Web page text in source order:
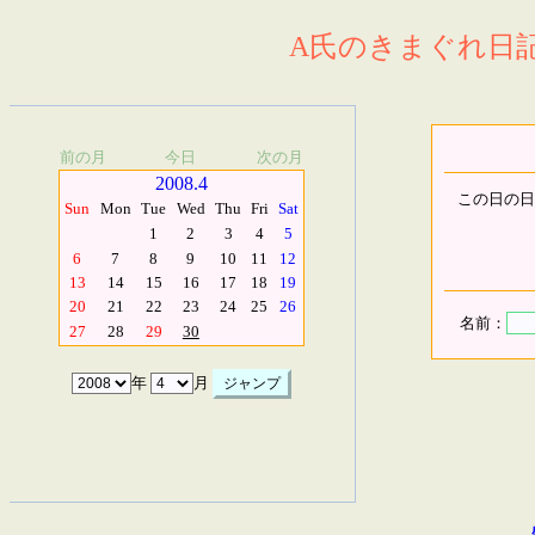
A氏のきまぐれ日
前の月 今日 次の月
2008.4
Sun Mon Tue Wed Thu Fri Sat
1
2 3 4
5
6
7 8 9 10 11
12
13
14 15 16 17 18
19
20
21 22 23 24 25
26
27
28 29 30
年 月
この日の
名前：